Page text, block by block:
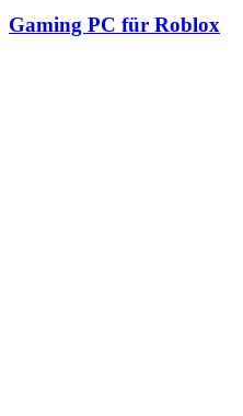
Gaming PC für Roblox